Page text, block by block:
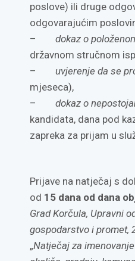
poslove) ili druge
odgovarajućim
–
dokaz o
državnom stručnom
– uvjerenje da se
mjeseca),
– dokaz o
kandidata, dana pod
zapreka za prijam u
Prijave na natječaj s
od 15 dana od dana
Grad Korčula, Upravni
gospodarstvo i promet,
„Natječaj za